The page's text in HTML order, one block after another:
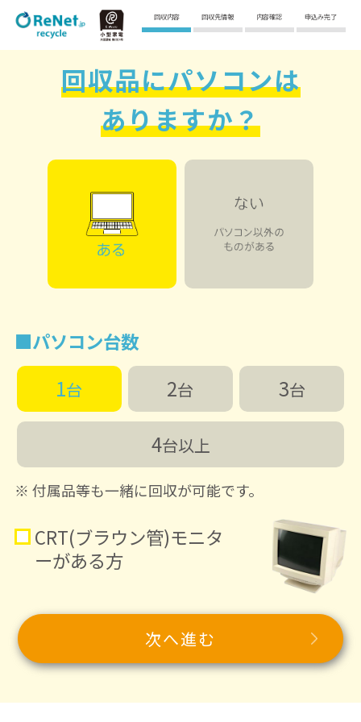
回収内容 回収先情報 内容確認 申込み完了
回収品にパソコンは
ありますか？
■パソコン台数
1台 2台 3台
4台以上
※ 付属品等も一緒に回収が可能です。
CRT(ブラウン管)モニタ
ーがある方
次へ進む